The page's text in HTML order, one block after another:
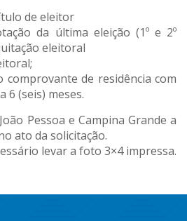
de eleitor
da última eleição (1º e 2º
eleitoral
de residência com
6 (seis) meses.
Pessoa e Campina Grande a
ato da solicitação.
levar a foto 3×4 impressa.